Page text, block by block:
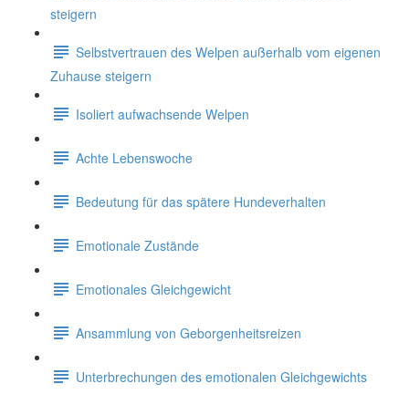
steigern
Selbstvertrauen des Welpen außerhalb vom eigenen
Zuhause steigern
Isoliert aufwachsende Welpen
Achte Lebenswoche
Bedeutung für das spätere Hundeverhalten
Emotionale Zustände
Emotionales Gleichgewicht
Ansammlung von Geborgenheitsreizen
Unterbrechungen des emotionalen Gleichgewichts